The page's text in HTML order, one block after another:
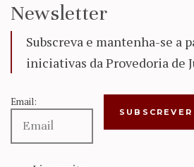
Newsletter
Subscreva e mantenha-se a
iniciativas da Provedoria de
Email: